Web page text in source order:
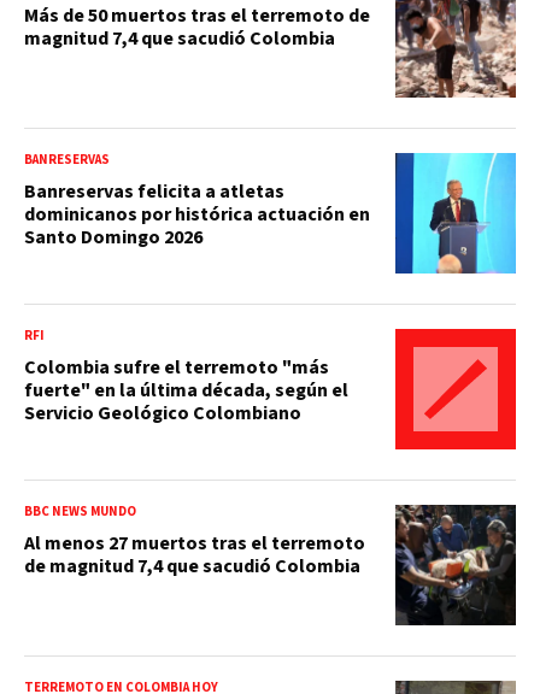
Más de 50 muertos tras el terremoto de
magnitud 7,4 que sacudió Colombia
BANRESERVAS
Banreservas felicita a atletas
dominicanos por histórica actuación en
Santo Domingo 2026
RFI
Colombia sufre el terremoto "más
fuerte" en la última década, según el
Servicio Geológico Colombiano
BBC NEWS MUNDO
Al menos 27 muertos tras el terremoto
de magnitud 7,4 que sacudió Colombia
TERREMOTO EN COLOMBIA HOY